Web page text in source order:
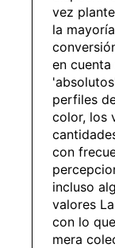
vez
la
en
perfiles
color, los
con
incluso
valores
con lo
mera